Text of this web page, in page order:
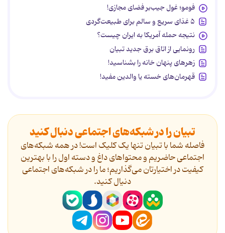
فومو؛ غول جیب‌بر فضای مجازی!
۵ غذای سریع و سالم برای طبیعت‌گردی
نتیجه حمله آمریکا به ایران چیست؟
رونمایی از اتاق برق جدید تبیان
زهرهای پنهان خانه را بشناسید!
قهرمان‌های خسته یا والدین مفید!
تبیان را در شبکه‌های اجتماعی دنبال کنید
فاصله شما با تبیان تنها یک کلیک است! در همه شبکه‌های
اجتماعی حاضریم و محتواهای داغ و دسته اول را با بهترین
کیفیت در اختیارتان می‌گذاریم؛ ما را در شبکه‌های اجتماعی
دنیال کنید.